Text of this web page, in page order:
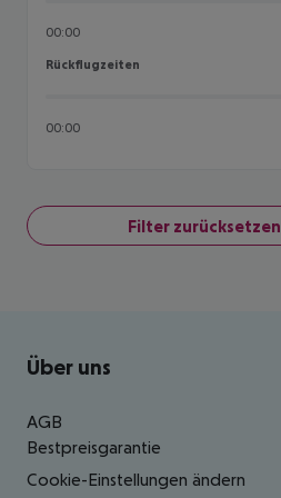
00:00
Rückflugzeiten
Rückflugzeiten
00:00
Filter zurücksetzen
Footer navigation
Über uns
AGB
Bestpreisgarantie
Cookie-Einstellungen ändern